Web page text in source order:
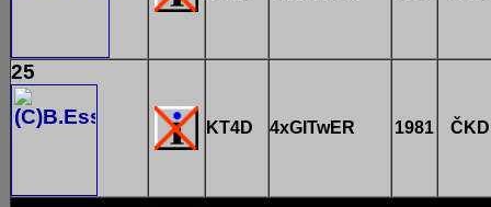
25
KT4D 4xGlTwER 1981